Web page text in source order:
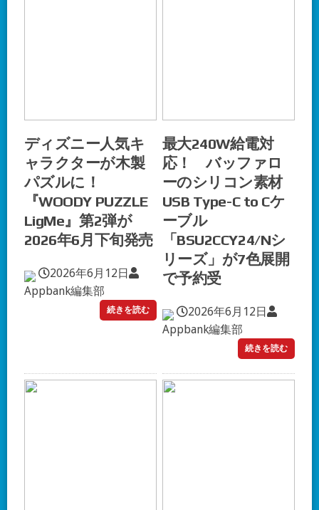
ディズニー人気キ
ャラクターが木製
パズルに！
『WOODY PUZZLE
LigMe』第2弾が
2026年6月下旬発売
2026年6月12日
Appbank編集部
続きを読む
最大240W給電対
応！ バッファロ
ーのシリコン素材
USB Type-C to Cケ
ーブル
「BSU2CCY24/Nシ
リーズ」が7色展開
で予約受
2026年6月12日
Appbank編集部
続きを読む